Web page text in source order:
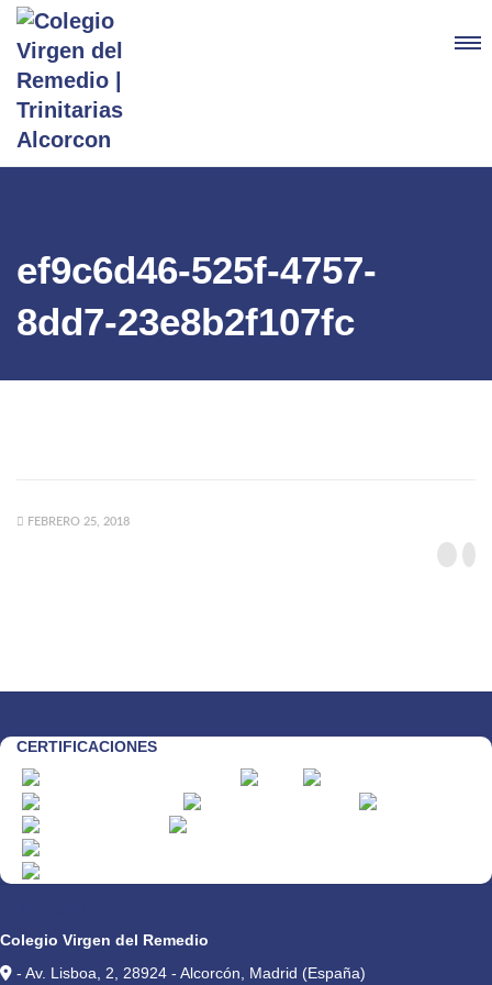
ef9c6d46-525f-4757-
8dd7-23e8b2f107fc
FEBRERO 25, 2018
CERTIFICACIONES
Colegio Virgen del Remedio
- Av. Lisboa, 2, 28924 - Alcorcón, Madrid (España)